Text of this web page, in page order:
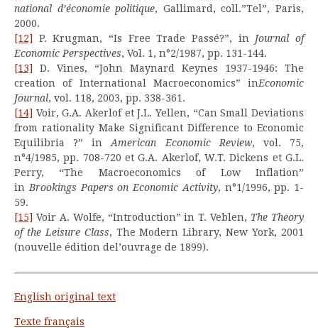
national d’économie politique, Gallimard, coll.”Tel”, Paris,
2000.
[12]
P. Krugman, “Is Free Trade Passé?”, in Journal of
Economic Perspectives, Vol. 1, n°2/1987, pp. 131-144.
[13]
D. Vines, “John Maynard Keynes 1937-1946: The
creation of International Macroeconomics” inEconomic
Journal, vol. 118, 2003, pp. 338-361.
[14] Voir, G.A. Akerlof et J.L. Yellen, “Can Small Deviations
from rationality Make Significant Difference to Economic
Equilibria ?” inAmerican Economic Review, vol. 75,
n°4/1985, pp. 708-720 et G.A. Akerlof, W.T. Dickens et G.L.
Perry, “The Macroeconomics of Low Inflation”
in Brookings Papers on Economic Activity, n°1/1996, pp. 1-
59.
[15] Voir A. Wolfe, “Introduction” in T. Veblen, The Theory
of the Leisure Class, The Modern Library, New York, 2001
(nouvelle édition del’ouvrage de 1899).
English original text
Texte français